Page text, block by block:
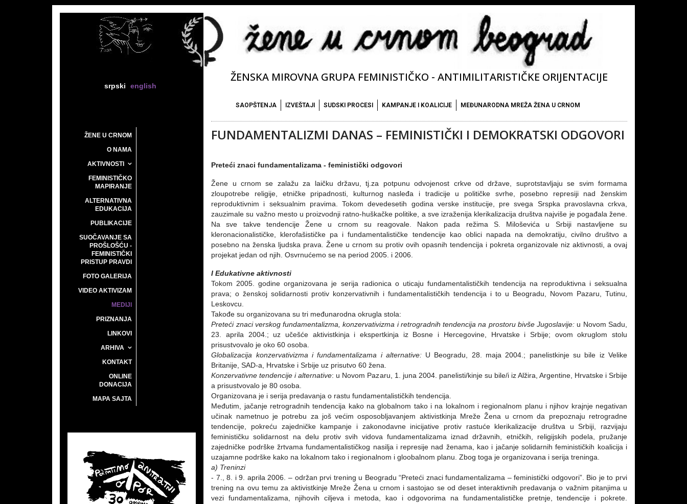
srpski english
ŽENSKA MIROVNA GRUPA FEMINISTIČKO - ANTIMILITARISTIČKE ORIJENTACIJE
SAOPŠTENJA IZVEŠTAJI SUDSKI PROCESI KAMPANJE I KOALICIJE MEĐUNARODNA MREŽA ŽENA U CRNOM
ŽENE U CRNOM
O NAMA
AKTIVNOSTI
FEMINISTIČKO
MAPIRANJE
ALTERNATIVNA
EDUKACIJA
PUBLIKACIJE
SUOČAVANJE SA
PROŠLOŠĆU -
FEMINISTIČKI
PRISTUP PRAVDI
FOTO GALERIJA
VIDEO AKTIVIZAM
MEDIJI
PRIZNANJA
LINKOVI
ARHIVA
KONTAKT
ONLINE
DONACIJA
MAPA SAJTA
FUNDAMENTALIZMI DANAS – FEMINISTIČKI I DEMOKRATSKI ODGOVORI
Preteći znaci fundamentalizama - feministički odgovori
Žene u crnom se zalažu za laičku državu, tj.za potpunu odvojenost crkve od države, suprotstavljaju se svim formama
zloupotrebe religije, etničke pripadnosti, kulturnog nasleđa i tradicije u političke svrhe, posebno represiji nad ženskim
reproduktivnim i seksualnim pravima. Tokom devedesetih godina verske institucije, pre svega Srspka pravoslavna crkva,
zauzimale su važno mesto u proizvodnji ratno-huškačke politike, a sve izraženija klerikalizacija društva najviše je pogađala žene.
Na sve takve tendencije Žene u crnom su reagovale. Nakon pada režima S. Miloševića u Srbiji nastavljene su
kleronacionalističke, klerofašističke pa i fundamentalističke tendencije kao oblici napada na demokratiju, civilno društvo a
posebno na ženska ljudska prava. Žene u crnom su protiv ovih opasnih tendencija i pokreta organizovale niz aktivnosti, a ovaj
projekat jedan od njih. Osvrnućemo se na period 2005. i 2006.
I Edukativne aktivnosti
Tokom 2005. godine organizovana je serija radionica o uticaju fundamentalističkih tendencija na reproduktivna i seksualna
prava; o ženskoj solidarnosti protiv konzervativnih i fundamentalističkih tendencija i to u Beogradu, Novom Pazaru, Tutinu,
Leskovcu.
Takođe su organizovana su tri međunarodna okrugla stola:
Preteći znaci verskog fundamentalizma, konzervativizma i retrogradnih tendencija na prostoru bivše Jugoslavije: u Novom Sadu,
23. aprila 2004.; uz učešće aktivistkinja i ekspertkinja iz Bosne i Hercegovine, Hrvatske i Srbije; ovom okruglom stolu
prisustvovalo je oko 60 osoba.
Globalizacija konzervativizma i fundamentalizama i alternative:U Beogradu, 28. maja 2004.; panelistkinje su bile iz Velike
Britanije, SAD-a, Hrvatske i Srbije uz prisutvo 60 žena.
Konzervativne tendencije i alternative: u Novom Pazaru, 1. juna 2004. panelisti/kinje su bile/i iz Alžira, Argentine, Hrvatske i Srbije
a prisustvovalo je 80 osoba.
Organizovana je i serija predavanja o rastu fundamentalističkih tendencija.
Međutim, jačanje retrogradnih tendencija kako na globalnom tako i na lokalnom i regionalnom planu i njihov krajnje negativan
učinak nametnuo je potrebu za još većim osposobljavanjem aktivistkinja Mreže Žena u crnom da prepoznaju retrogradne
tendencije, pokreću zajedničke kampanje i zakonodavne inicijative protiv rastuće klerikalizacije društva u Srbiji, razvijaju
feminističku solidarnost na delu protiv svih vidova fundamentalizama iznad državnih, etničkih, religijskih podela, pružanje
zajedničke podrške žrtvama fundamentalističkog nasilja i represije nad ženama, kao i jačanje solidarnih feminističkih koalicija i
uzajamne podrške kako na lokalnom tako i regionalnom i gloobalnom planu. Zbog toga je organizovana i serija treninga.
a) Treninzi
- 7., 8. i 9. aprila 2006. – održan prvi trening u Beogradu “Preteći znaci fundamentalizama – feministički odgovori”. Bio je to prvi
trening na ovu temu za aktivistkinje Mreže Žena u crnom i sastojao se od deset interaktivnih predavanja o važnim pitanjima u
vezi fundamentalizama, njihovih ciljeva i metoda, kao i odgovorima na fundamentalističke pretnje, tendencije i pokrete.